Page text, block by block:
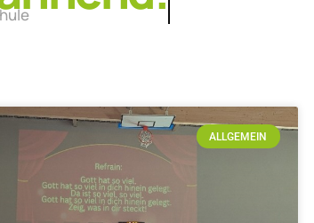
ALLGEMEIN